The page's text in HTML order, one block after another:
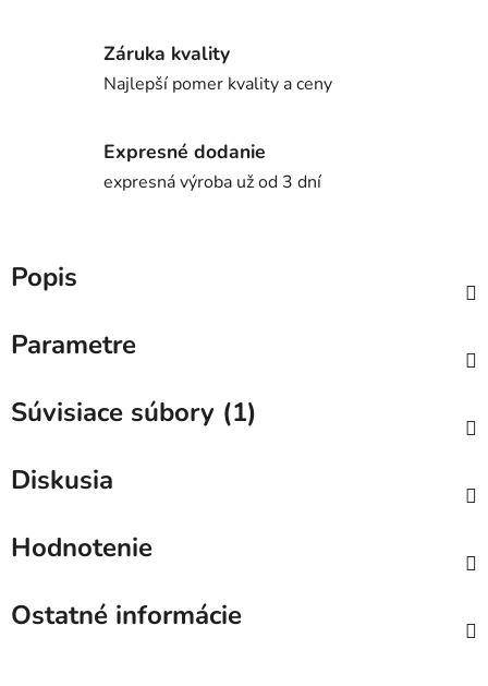
Záruka kvality
Najlepší pomer kvality a ceny
Expresné dodanie
expresná výroba už od 3 dní
Popis
Parametre
Súvisiace súbory (1)
Diskusia
Hodnotenie
Ostatné informácie